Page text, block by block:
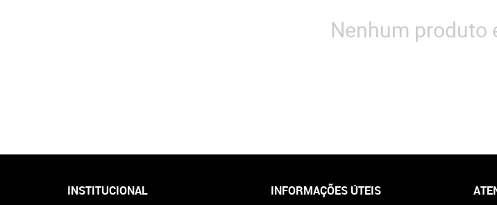
Nenhum produto
INSTITUCIONAL INFORMAÇÕES ÚTEIS